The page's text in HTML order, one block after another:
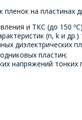
пленок на пластинах
и ТКС (до 150
(n, k и
диэлектрических
пластин;
напряжений
*-